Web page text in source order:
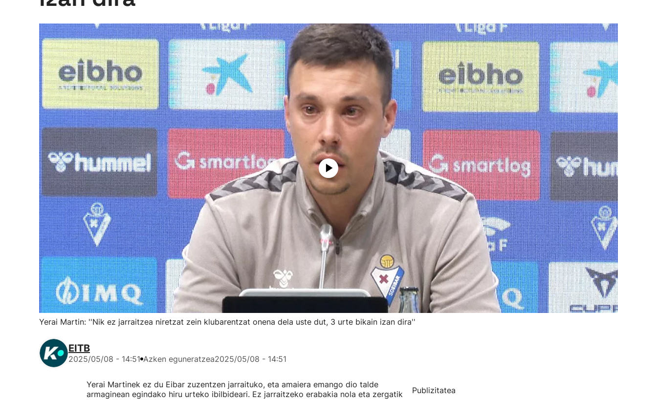
Yerai Martin: ''Nik ez jarraitzea niretzat zein klubarentzat onena dela uste dut, 3 urte bikain izan dira''
EITB
2025/05/08 - 14:51 Azken eguneratzea2025/05/08 - 14:51
Yerai Martinek ez du Eibar zuzentzen jarraituko, eta amaiera emango dio talde
armaginean egindako hiru urteko ibilbideari. Ez jarraitzeko erabakia nola eta zergatik
Publizitatea